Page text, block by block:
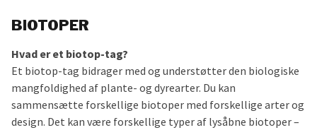
BIOTOPER
Hvad er et biotop-tag?
Et biotop-tag bidrager med og understøtter den biologiske
mangfoldighed af plante- og dyrearter. Du kan
sammensætte forskellige biotoper med forskellige arter og
design. Det kan være forskellige typer af lysåbne biotoper –